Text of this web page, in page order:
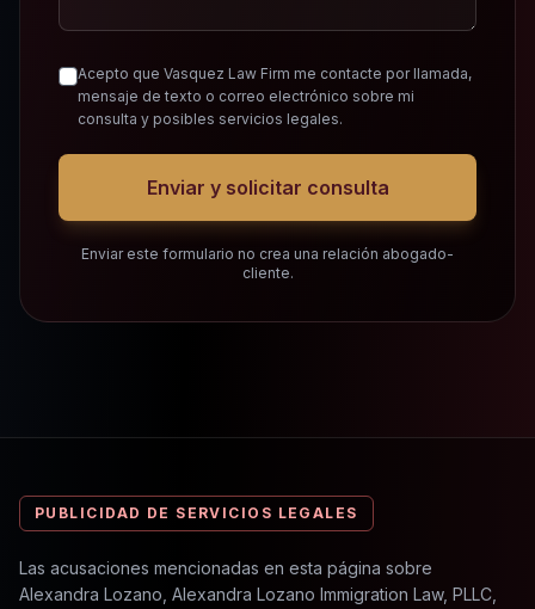
Acepto que Vasquez Law Firm me contacte por llamada,
mensaje de texto o correo electrónico sobre mi
consulta y posibles servicios legales.
Enviar y solicitar consulta
Enviar este formulario no crea una relación abogado-
cliente.
PUBLICIDAD DE SERVICIOS LEGALES
Las acusaciones mencionadas en esta página sobre
Alexandra Lozano, Alexandra Lozano Immigration Law, PLLC,